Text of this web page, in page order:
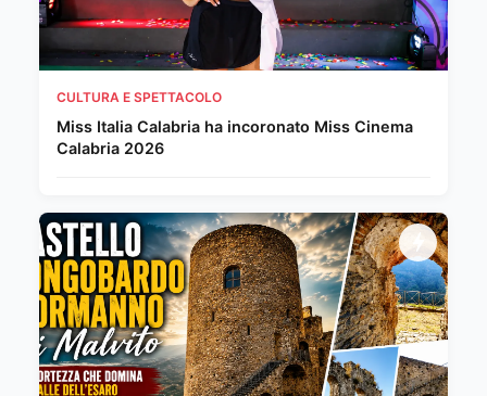
CULTURA E SPETTACOLO
Miss Italia Calabria ha incoronato Miss Cinema
Calabria 2026